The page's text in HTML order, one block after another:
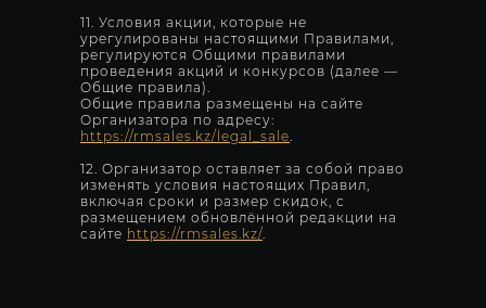
11. Условия акции, которые не
урегулированы настоящими Правилами,
регулируются Общими правилами
проведения акций и конкурсов (далее —
Общие правила).
Общие правила размещены на сайте
Организатора по адресу:
https://rmsales.kz/legal_sale.
12. Организатор оставляет за собой право
изменять условия настоящих Правил,
включая сроки и размер скидок, с
размещением обновлённой редакции на
сайте https://rmsales.kz/.
Узнайте условия обучения и получите
подробное коммерческое предложение
Оставить заявку